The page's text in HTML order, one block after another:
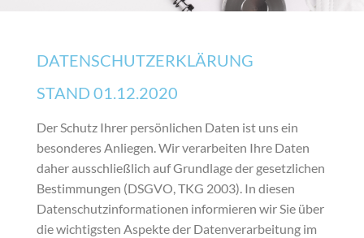
DATENSCHUTZERKLÄRUNG
STAND 01.12.2020
Der Schutz Ihrer persönlichen Daten ist uns ein
besonderes Anliegen. Wir verarbeiten Ihre Daten
daher ausschließlich auf Grundlage der gesetzlichen
Bestimmungen (DSGVO, TKG 2003). In diesen
Datenschutzinformationen informieren wir Sie über
die wichtigsten Aspekte der Datenverarbeitung im